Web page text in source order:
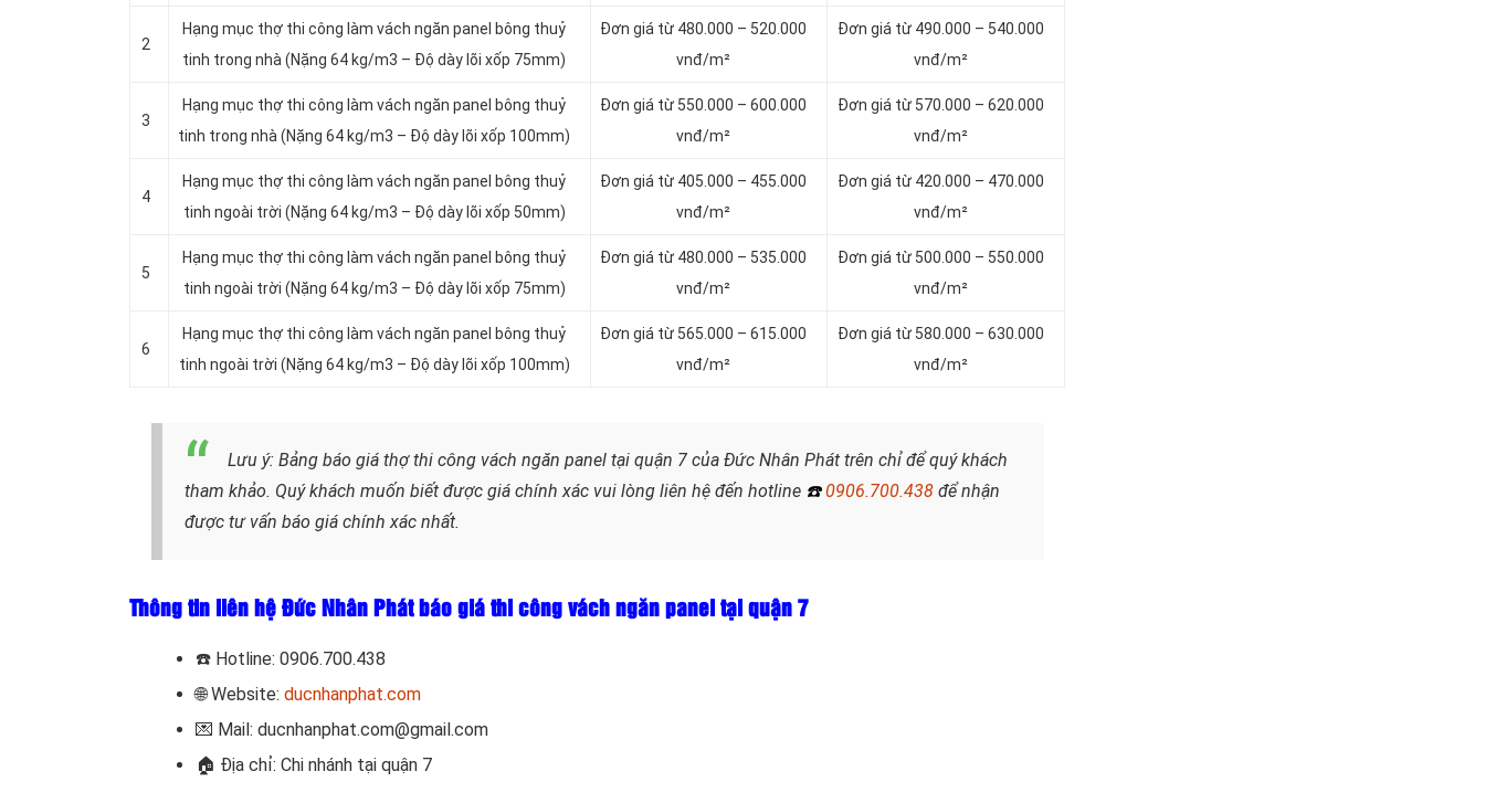
2
Hạng mục thợ thi công làm vách ngăn panel bông thuỷ
tinh trong nhà (Nặng 64 kg/m3 – Độ dày lõi xốp 75mm)
Đơn giá từ 480.000 – 520.000
vnđ/m²
Đơn giá từ 490.000 – 540.000
vnđ/m²
3
Hạng mục thợ thi công làm vách ngăn panel bông thuỷ
tinh trong nhà (Nặng 64 kg/m3 – Độ dày lõi xốp 100mm)
Đơn giá từ 550.000 – 600.000
vnđ/m²
Đơn giá từ 570.000 – 620.000
vnđ/m²
4
Hạng mục thợ thi công làm vách ngăn panel bông thuỷ
tinh ngoài trời (Nặng 64 kg/m3 – Độ dày lõi xốp 50mm)
Đơn giá từ 405.000 – 455.000
vnđ/m²
Đơn giá từ 420.000 – 470.000
vnđ/m²
5
Hạng mục thợ thi công làm vách ngăn panel bông thuỷ
tinh ngoài trời (Nặng 64 kg/m3 – Độ dày lõi xốp 75mm)
Đơn giá từ 480.000 – 535.000
vnđ/m²
Đơn giá từ 500.000 – 550.000
vnđ/m²
6
Hạng mục thợ thi công làm vách ngăn panel bông thuỷ
tinh ngoài trời (Nặng 64 kg/m3 – Độ dày lõi xốp 100mm)
Đơn giá từ 565.000 – 615.000
vnđ/m²
Đơn giá từ 580.000 – 630.000
vnđ/m²
Lưu ý: Bảng báo giá thợ thi công vách ngăn panel tại quận 7 của Đức Nhân Phát trên chỉ để quý khách
tham khảo. Quý khách muốn biết được giá chính xác vui lòng liên hệ đến hotline ☎️0906.700.438 để nhận
được tư vấn báo giá chính xác nhất.
Thông tin liên hệ Đức Nhân Phát báo giá thi công vách ngăn panel tại quận 7
☎️ Hotline: 0906.700.438
🌐 Website: ducnhanphat.com
💌 Mail: ducnhanphat.com@gmail.com
🏠 Địa chỉ: Chi nhánh tại quận 7